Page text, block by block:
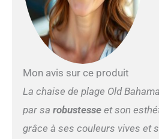
de la mer
Barre
pliable et
latéral :
l'arrière
vous
sur la
Mon avis sur ce produit
La chaise de plage Old
par sa robustesseet son
grâce à ses couleurs vives et